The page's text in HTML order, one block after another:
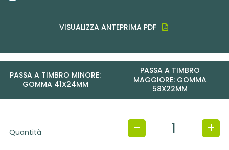
VISUALIZZA ANTEPRIMA PDF
PASSA A TIMBRO MINORE:
GOMMA 41X24MM
PASSA A TIMBRO
MAGGIORE: GOMMA
58X22MM
Quantità - +